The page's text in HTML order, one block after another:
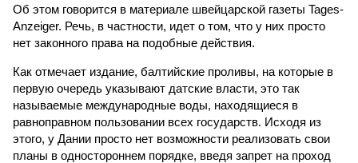
Об этом говорится в материале швейцарской газеты Tages-
Anzeiger. Речь, в частности, идет о том, что у них просто
нет законного права на подобные действия.
Как отмечает издание, балтийские проливы, на которые в
первую очередь указывают датские власти, это так
называемые международные воды, находящиеся в
равноправном пользовании всех государств. Исходя из
этого, у Дании просто нет возможности реализовать свои
планы в одностороннем порядке, введя запрет на проход